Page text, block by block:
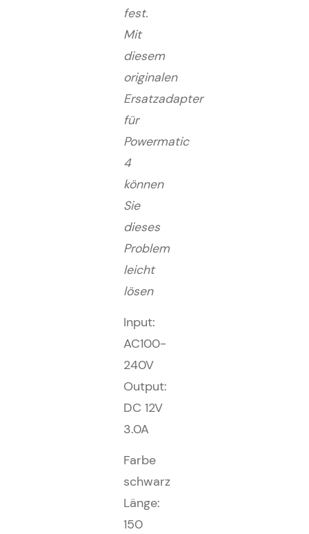
fest.
Mit
diesem
originalen
Ersatzadapter
für
Powermatic
4
können
Sie
dieses
Problem
leicht
lösen
Input:
AC100-
240V
Output:
DC 12V
3.0A
Farbe
schwarz
Länge:
150